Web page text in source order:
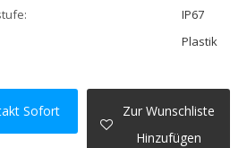
IP67
Plastik
Sofort
Zur Wunschliste
Hinzufügen